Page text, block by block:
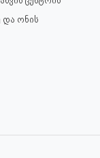
და ონის